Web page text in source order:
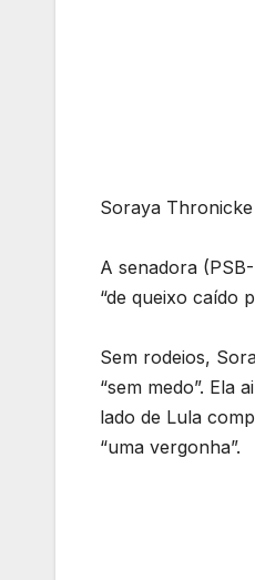
Soraya
A senadora
“de queixo caído
Sem rodeios,
“sem medo”. Ela
lado de Lula
“uma vergonha”.